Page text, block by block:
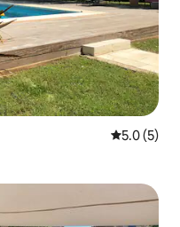
レビュー5
5.0 (5)